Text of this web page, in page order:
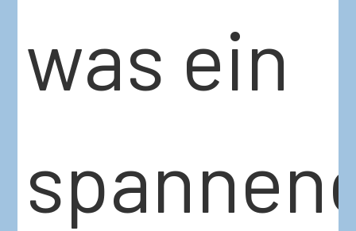
was ein